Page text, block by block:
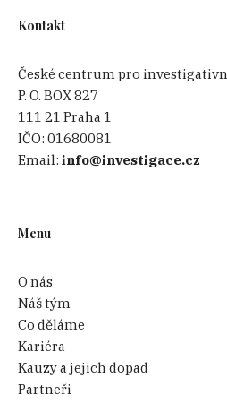
Kontakt
České centrum pro
P. O. BOX 827
111 21 Praha 1
IČO:01680081
Email:info@investigace.cz
Menu
O nás
Náš tým
Co děláme
Kariéra
Kauzy a jejich dopad
Partneři